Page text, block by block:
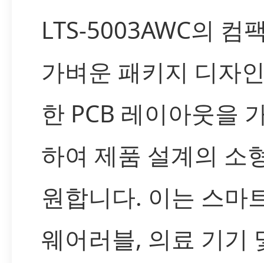
LTS-5003AWC의 컴
가벼운 패키지 디자
한 PCB 레이아웃을
하여 제품 설계의 소
원합니다. 이는 스마
웨어러블, 의료 기기